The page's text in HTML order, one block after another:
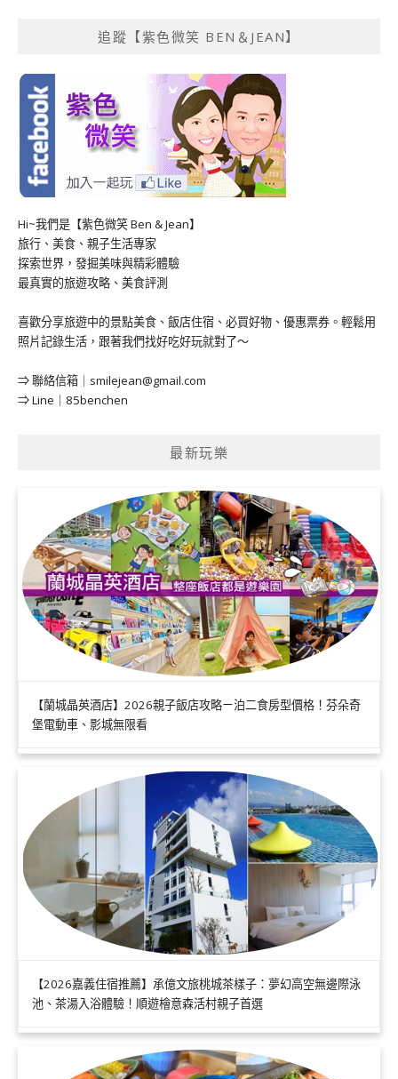
追蹤【紫色微笑 BEN＆JEAN】
Hi~我們是【紫色微笑 Ben & Jean】
旅行、美食、親子生活專家
探索世界，發掘美味與精彩體驗
最真實的旅遊攻略、美食評測
喜歡分享旅遊中的景點美食、飯店住宿、必買好物、優惠票券。輕鬆用
照片記錄生活，跟著我們找好吃好玩就對了～
⇒ 聯絡信箱｜ smilejean@gmail.com
⇒ Line｜85benchen
最新玩樂
【蘭城晶英酒店】2026親子飯店攻略ㄧ泊二食房型價格！芬朵奇
堡電動車、影城無限看
【2026嘉義住宿推薦】承億文旅桃城茶樣子：夢幻高空無邊際泳
池、茶湯入浴體驗！順遊檜意森活村親子首選